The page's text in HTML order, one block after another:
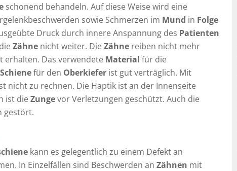
schonend behandeln. Auf diese Weise wird eine
sowie Schmerzen im Mund in Folge
Druck durch innere Anspannung des Patienten
Zähne nicht weiter. Die Zähne reiben nicht mehr
erhalten. Das verwendete Material für die
Schienefür den Oberkiefer ist gut verträglich. Mit
nicht zu rechnen. Die Haptik ist an der Innenseite
ist die Zungevor Verletzungen geschützt. Auch die
gestört.
kann es gelegentlich zu einem Defekt an
In Einzelfällen sind Beschwerden an Zähnen mit